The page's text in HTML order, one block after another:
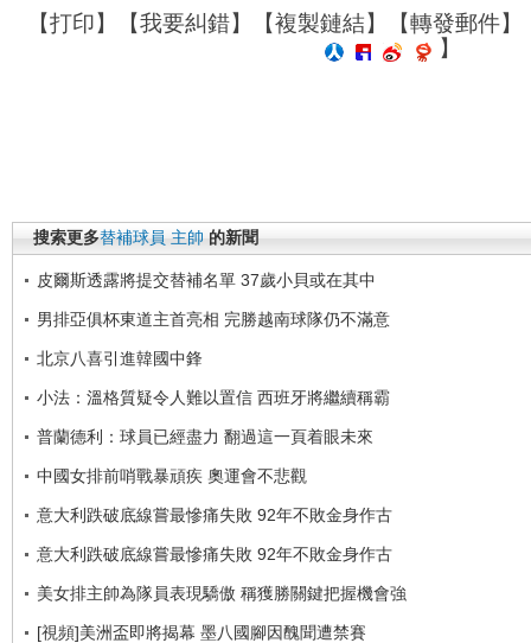
【打印】【我要糾錯】【複製鏈結】【轉發郵件】
】
搜索更多替補球員 主帥 的新聞
皮爾斯透露將提交替補名單 37歲小貝或在其中
男排亞俱杯東道主首亮相 完勝越南球隊仍不滿意
北京八喜引進韓國中鋒
小法：溫格質疑令人難以置信 西班牙將繼續稱霸
普蘭德利：球員已經盡力 翻過這一頁着眼未來
中國女排前哨戰暴頑疾 奧運會不悲觀
意大利跌破底線嘗最慘痛失敗 92年不敗金身作古
意大利跌破底線嘗最慘痛失敗 92年不敗金身作古
美女排主帥為隊員表現驕傲 稱獲勝關鍵把握機會強
[視頻]美洲盃即將揭幕 墨八國腳因醜聞遭禁賽